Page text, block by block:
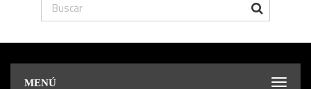
MENÚ